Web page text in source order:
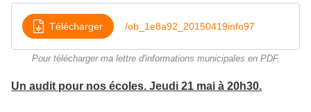
Télécharger /ob_1e8a92_20150419info97
Pour télécharger ma lettre d'informations municipales en PDF.
Un audit pour nos écoles. Jeudi 21 mai à 20h30.